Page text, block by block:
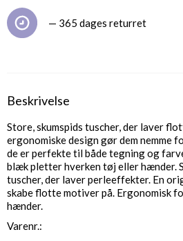
— 365 dages returret
Beskrivelse
Store, skumspids tuscher, der laver
ergonomiske design gør dem nemme
de er perfekte til både tegning og
blæk pletter hverken tøj eller hænder.
tuscher, der laver perleeffekter. En
skabe flotte motiver på. Ergonomisk
hænder.
Varenr.